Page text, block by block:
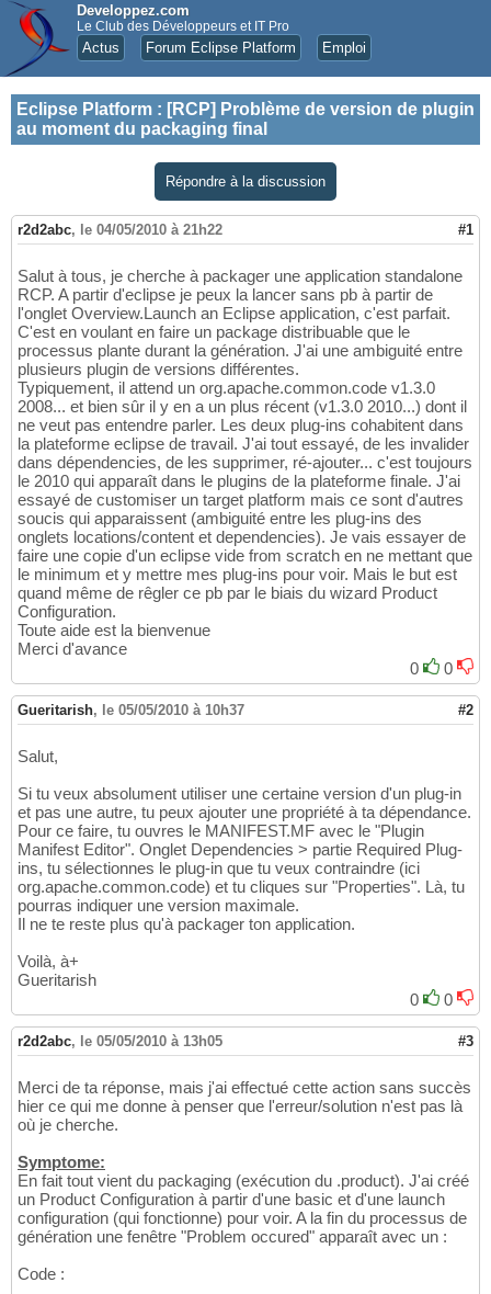
Developpez.com
Le Club des Développeurs et IT Pro
Actus Forum Eclipse Platform Emploi
Eclipse Platform : [RCP] Problème de version de plugin
au moment du packaging final
Répondre à la discussion
r2d2abc, le 04/05/2010 à 21h22 #1
Salut à tous, je cherche à packager une application standalone
RCP. A partir d'eclipse je peux la lancer sans pb à partir de
l'onglet Overview.Launch an Eclipse application, c'est parfait.
C'est en voulant en faire un package distribuable que le
processus plante durant la génération. J'ai une ambiguité entre
plusieurs plugin de versions différentes.
Typiquement, il attend un org.apache.common.code v1.3.0
2008... et bien sûr il y en a un plus récent (v1.3.0 2010...) dont il
ne veut pas entendre parler. Les deux plug-ins cohabitent dans
la plateforme eclipse de travail. J'ai tout essayé, de les invalider
dans dépendencies, de les supprimer, ré-ajouter... c'est toujours
le 2010 qui apparaît dans le plugins de la plateforme finale. J'ai
essayé de customiser un target platform mais ce sont d'autres
soucis qui apparaissent (ambiguité entre les plug-ins des
onglets locations/content et dependencies). Je vais essayer de
faire une copie d'un eclipse vide from scratch en ne mettant que
le minimum et y mettre mes plug-ins pour voir. Mais le but est
quand même de rêgler ce pb par le biais du wizard Product
Configuration.
Toute aide est la bienvenue
Merci d'avance
0
0
Gueritarish, le 05/05/2010 à 10h37 #2
Salut,
Si tu veux absolument utiliser une certaine version d'un plug-in
et pas une autre, tu peux ajouter une propriété à ta dépendance.
Pour ce faire, tu ouvres le MANIFEST.MF avec le "Plugin
Manifest Editor". Onglet Dependencies > partie Required Plug-
ins, tu sélectionnes le plug-in que tu veux contraindre (ici
org.apache.common.code) et tu cliques sur "Properties". Là, tu
pourras indiquer une version maximale.
Il ne te reste plus qu'à packager ton application.
Voilà, à+
Gueritarish
0
0
r2d2abc, le 05/05/2010 à 13h05 #3
Merci de ta réponse, mais j'ai effectué cette action sans succès
hier ce qui me donne à penser que l'erreur/solution n'est pas là
où je cherche.
Symptome:
En fait tout vient du packaging (exécution du .product). J'ai créé
un Product Configuration à partir d'une basic et d'une launch
configuration (qui fonctionne) pour voir. A la fin du processus de
génération une fenêtre "Problem occured" apparaît avec un :
Code :